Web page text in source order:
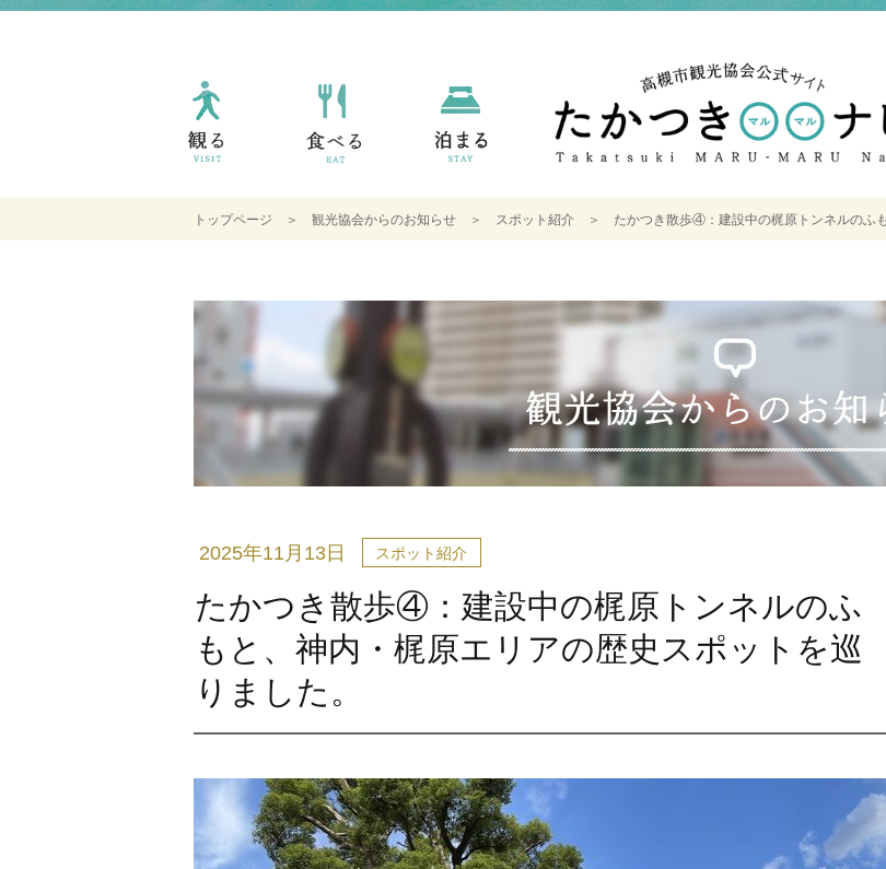
トップページ ＞ 観光協会からのお知らせ ＞ スポット紹介 ＞ たかつき散歩④：建設中の梶原トンネルのふ
2025年11月13日 スポット紹介
たかつき散歩④：建設中の梶原トンネルのふ
もと、神内・梶原エリアの歴史スポットを巡
りました。